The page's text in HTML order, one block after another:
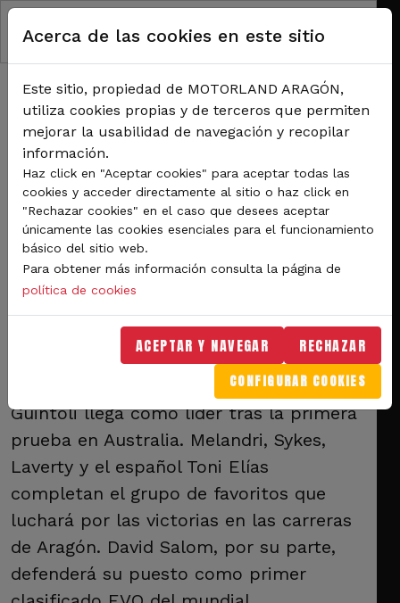
Pasar al contenido principal
RUTA DE NAVEGACIÓN
La segunda batalla del Mundial de Superbikes se libra este fin de semana en
MotorLand
La segunda batalla del
Mundial de Superbikes se
libra este fin de semana
en MotorLand
Guintoli llega como líder tras la primera
prueba en Australia. Melandri, Sykes,
Laverty y el español Toni Elías
completan el grupo de favoritos que
luchará por las victorias en las carreras
de Aragón. David Salom, por su parte,
defenderá su puesto como primer
Acerca de las cookies en este sitio
Este sitio, propiedad de MOTORLAND ARAGÓN,
utiliza cookies propias y de terceros que permiten
mejorar la usabilidad de navegación y recopilar
información.
Haz click en "Aceptar cookies" para aceptar todas las
cookies y acceder directamente al sitio o haz click en
"Rechazar cookies" en el caso que desees aceptar
únicamente las cookies esenciales para el funcionamiento
básico del sitio web.
Para obtener más información consulta la página de
política de cookies
ACEPTAR Y NAVEGAR RECHAZAR
CONFIGURAR COOKIES